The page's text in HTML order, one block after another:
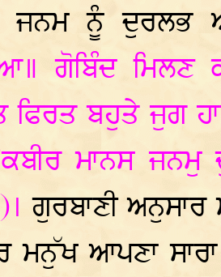
ਜਨਮ ਨੂੰ ਦੁਰਲਭ
ਗੋਬਿੰਦ
ਫਿਰਤ ਬਹੁਤੇ ਜੁਗ
ਮਾਨਸ
ਗੁਰਬਾਣੀ ਅਨੁਸਾਰ
ਮਨੁੱਖ ਆਪਣਾ